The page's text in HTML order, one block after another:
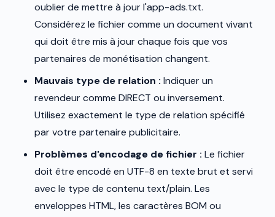
oublier de mettre à jour l'app-ads.txt.
Considérez le fichier comme un document vivant
qui doit être mis à jour chaque fois que vos
partenaires de monétisation changent.
Mauvais type de relation : Indiquer un
revendeur comme DIRECT ou inversement.
Utilisez exactement le type de relation spécifié
par votre partenaire publicitaire.
Problèmes d'encodage de fichier : Le fichier
doit être encodé en UTF-8 en texte brut et servi
avec le type de contenu text/plain. Les
enveloppes HTML, les caractères BOM ou